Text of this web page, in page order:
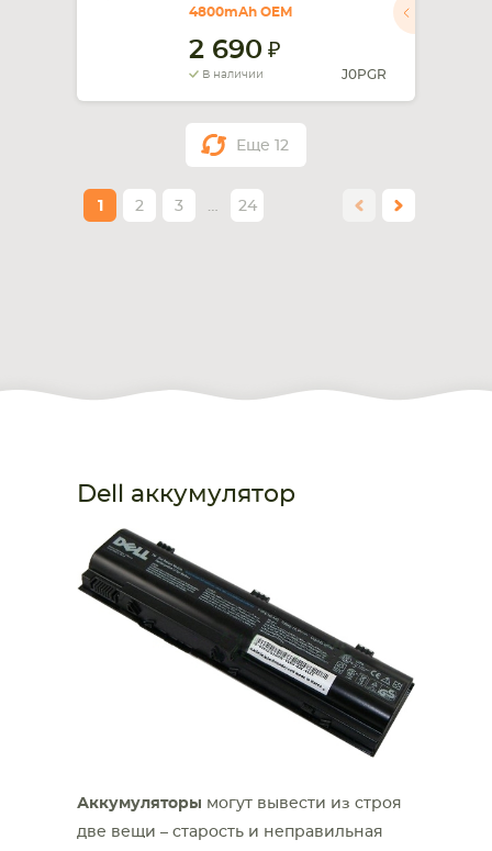
4800mAh OEM
2 690
В наличии J0PGR
Еще 12
1 2 3 … 24
Dell аккумулятор
Аккумуляторы могут вывести из строя
две вещи – старость и неправильная